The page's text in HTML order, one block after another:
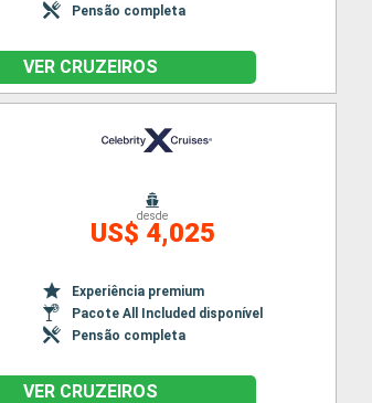
Pensão completa
VER CRUZEIROS
desde
US$ 4,025
Experiência premium
Pacote All Included disponível
Pensão completa
VER CRUZEIROS